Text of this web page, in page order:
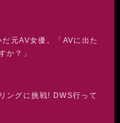
元AV女優。「AVに出た
か？」
ングに挑戦! DWS行って